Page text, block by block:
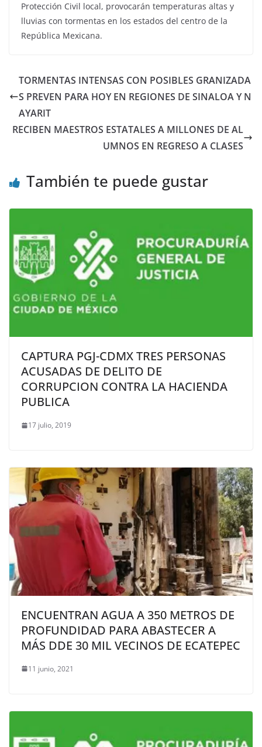
Protección Civil local, provocarán temperaturas altas y
lluvias con tormentas en los estados del centro de la
República Mexicana.
TORMENTAS INTENSAS CON POSIBLES GRANIZADA
S PREVEN PARA HOY EN REGIONES DE SINALOA Y N
AYARIT
RECIBEN MAESTROS ESTATALES A MILLONES DE AL
UMNOS EN REGRESO A CLASES
También te puede gustar
CAPTURA PGJ-CDMX TRES PERSONAS
ACUSADAS DE DELITO DE
CORRUPCION CONTRA LA HACIENDA
PUBLICA
17 julio, 2019
ENCUENTRAN AGUA A 350 METROS DE
PROFUNDIDAD PARA ABASTECER A
MÁS DDE 30 MIL VECINOS DE ECATEPEC
11 junio, 2021